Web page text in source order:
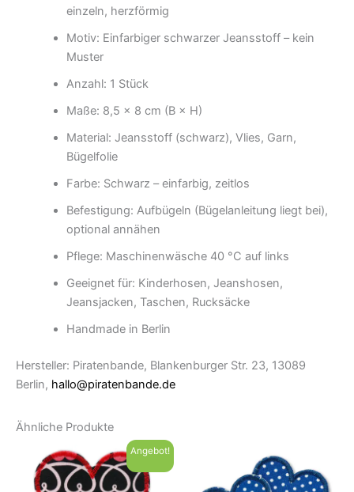
einzeln, herzförmig
Motiv: Einfarbiger schwarzer Jeansstoff – kein
Muster
Anzahl: 1 Stück
Maße: 8,5 × 8 cm (B × H)
Material: Jeansstoff (schwarz), Vlies, Garn,
Bügelfolie
Farbe: Schwarz – einfarbig, zeitlos
Befestigung: Aufbügeln (Bügelanleitung liegt bei),
optional annähen
Pflege: Maschinenwäsche 40 °C auf links
Geeignet für: Kinderhosen, Jeanshosen,
Jeansjacken, Taschen, Rucksäcke
Handmade in Berlin
Hersteller: Piratenbande, Blankenburger Str. 23, 13089
Berlin, hallo@piratenbande.de
Ähnliche Produkte
Angebot!